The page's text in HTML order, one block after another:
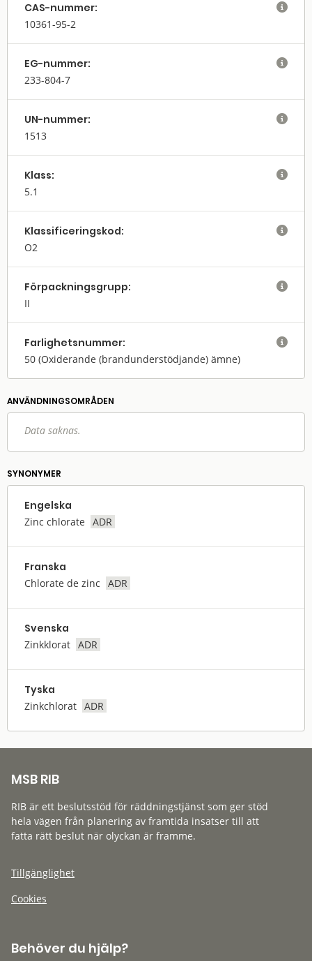
CAS-nummer:
10361-95-2

EG-nummer:
233-804-7

UN-nummer:
1513

Klass:
5.1

Klassifi­cerings­kod:
O2

Förpack­nings­grupp:
II

Farlighets­nummer:
50 (Oxiderande (brandunderstödjande) ämne)

ANVÄNDNINGS­OMRÅDEN
Data saknas.
SYNONYMER
Engelska
Zinc chlorate ADR
Franska
Chlorate de zinc ADR
Svenska
Zinkklorat ADR
Tyska
Zinkchlorat ADR
MSB RIB
RIB är ett beslutsstöd för räddningstjänst som ger stöd
hela vägen från planering av framtida insatser till att
fatta rätt beslut när olyckan är framme.
Tillgänglighet
Cookies
Behöver du hjälp?